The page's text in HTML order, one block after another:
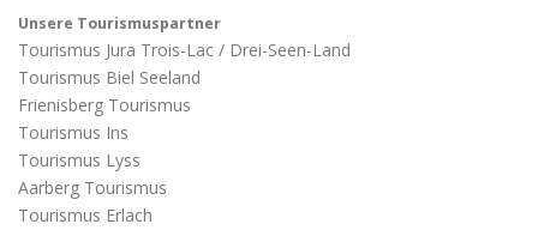
Unsere Tourismuspartner
Tourismus Jura Trois-Lac / Drei-Seen-Land
Tourismus Biel Seeland
Frienisberg Tourismus
Tourismus Ins
Tourismus Lyss
Aarberg Tourismus
Tourismus Erlach